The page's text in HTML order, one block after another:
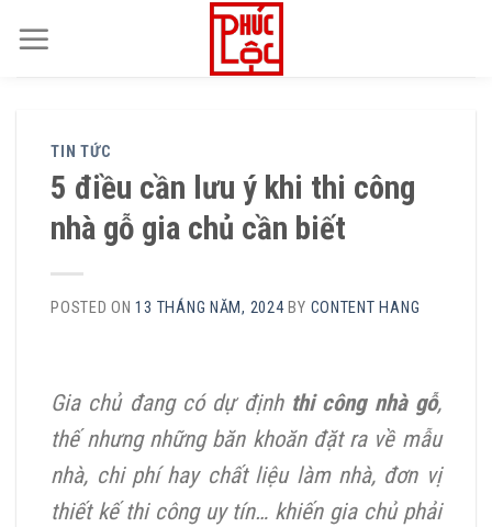
TIN TỨC
5 điều cần lưu ý khi thi công
nhà gỗ gia chủ cần biết
POSTED ON13 THÁNG NĂM, 2024BY CONTENT HANG
Gia chủ đang có dự định thi công nhà gỗ,
thế nhưng những băn khoăn đặt ra về mẫu
nhà, chi phí hay chất liệu làm nhà, đơn vị
thiết kế thi công uy tín… khiến gia chủ phải